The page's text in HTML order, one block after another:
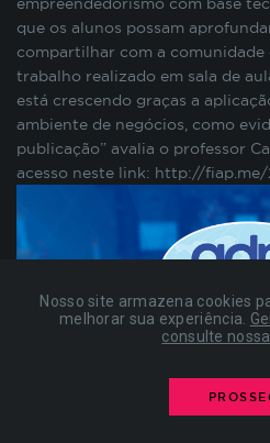
Nosso site armazena cookies
melhorar sua experiência.
consulte
que os alunos possam
compartilhar com a
trabalho realizado em sala de
está crescendo graças a
ambiente de negócios, como
publicação” avalia o professor
acesso neste link: http://fiap.me/
páginas, entre outros.
possibilidade de
configurar seu navegador
cookies, algumas partes do
funcionar.
COOKIES DE
Estes cookies são
compor um perfil sobre
disso, mostrar anúncios
outros sites. As